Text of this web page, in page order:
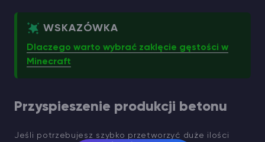
WSKAZÓWKA
Dlaczego warto wybrać zaklęcie gęstości w
Minecraft
Przyspieszenie produkcji betonu
Jeśli potrzebujesz szybko przetworzyć duże ilości